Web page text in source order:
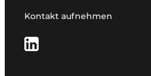
Kontakt aufnehmen